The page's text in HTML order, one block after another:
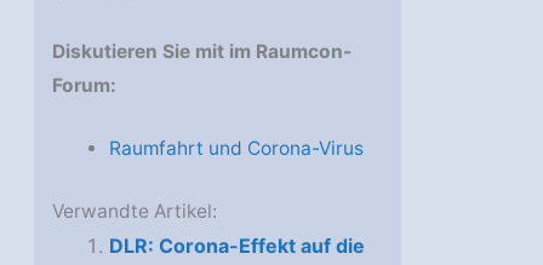
Diskutieren Sie mit im Raumcon-
Forum:
Raumfahrt und Corona-Virus
Verwandte Artikel:
DLR: Corona-Effekt auf die